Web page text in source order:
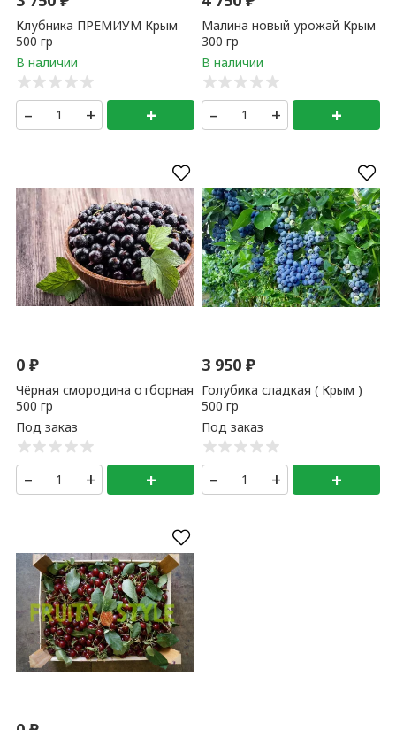
Клубника ПРЕМИУМ Крым
500 гр
– + +
Малина новый урожай Крым
300 гр
– + +
0₽
Чёрная смородина отборная
500 гр
– + +
3 950₽
Голубика сладкая ( Крым )
500 гр
– + +